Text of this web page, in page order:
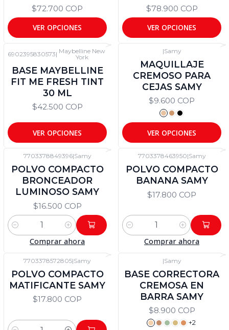
$72.700 COP
VER OPCIONES
$78.900 COP
VER OPCIONES
6902395830573| Maybelline New
York
BASE MAYBELLINE
FIT ME FRESH TINT
30 ML
$42.500 COP
VER OPCIONES
|Samy
MAQUILLAJE
CREMOSO PARA
CEJAS SAMY
$9.600 COP
VER OPCIONES
7703378849396|Samy
POLVO COMPACTO
BRONCEADOR
LUMINOSO SAMY
$16.500 COP
Cantidad
Comprar ahora
7703378463950|Samy
POLVO COMPACTO
BANANA SAMY
$17.800 COP
Cantidad
Comprar ahora
7703378572805|Samy
POLVO COMPACTO
MATIFICANTE SAMY
$17.800 COP
|Samy
BASE CORRECTORA
CREMOSA EN
BARRA SAMY
$8.900 COP
+2